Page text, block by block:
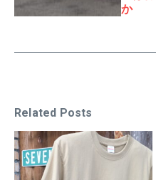
か
Related Posts